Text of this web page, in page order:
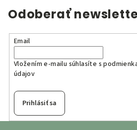
Odoberať
Email
Vložením e-mailu súhlasíte s
údajov
Prihlásiť sa